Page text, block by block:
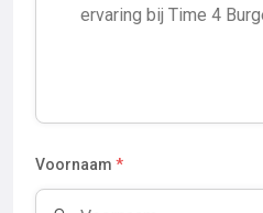
Voornaam *